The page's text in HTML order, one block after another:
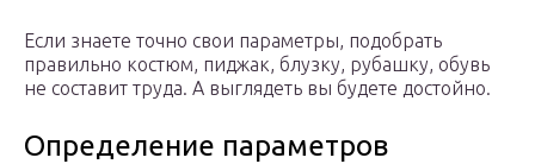
Если знаете точно свои параметры, подобрать
правильно костюм, пиджак, блузку, рубашку, обувь
не составит труда. А выглядеть вы будете достойно.
Определение параметров